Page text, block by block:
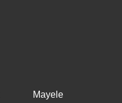
Mayele